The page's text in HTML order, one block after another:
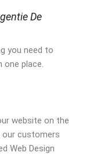
De
you need to
place.
website on the
our customers
Web Design